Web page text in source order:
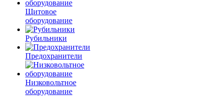
Щитовое
оборудование
Рубильники
Предохранители
Низковольтное
оборудование